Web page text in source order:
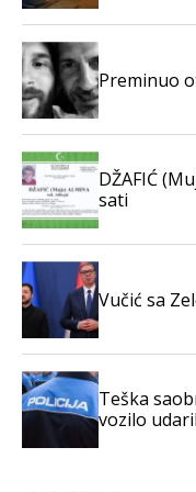
Preminuo
DŽAFIĆ
sati
Vučić sa
Teška
vozilo